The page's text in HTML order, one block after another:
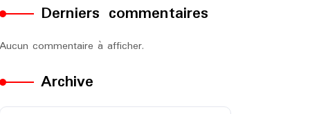
Derniers commentaires
Aucun commentaire à afficher.
Archive